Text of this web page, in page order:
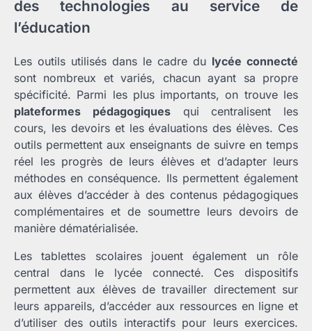
des technologies au service de
l’éducation
Les outils utilisés dans le cadre du lycée connecté
sont nombreux et variés, chacun ayant sa propre
spécificité. Parmi les plus importants, on trouve les
plateformes pédagogiquesqui centralisent les
cours, les devoirs et les évaluations des élèves. Ces
outils permettent aux enseignants de suivre en temps
réel les progrès de leurs élèves et d’adapter leurs
méthodes en conséquence. Ils permettent également
aux élèves d’accéder à des contenus pédagogiques
complémentaires et de soumettre leurs devoirs de
manière dématérialisée.
Les tablettes scolaires jouent également un rôle
central dans le lycée connecté. Ces dispositifs
permettent aux élèves de travailler directement sur
leurs appareils, d’accéder aux ressources en ligne et
d’utiliser des outils interactifs pour leurs exercices.